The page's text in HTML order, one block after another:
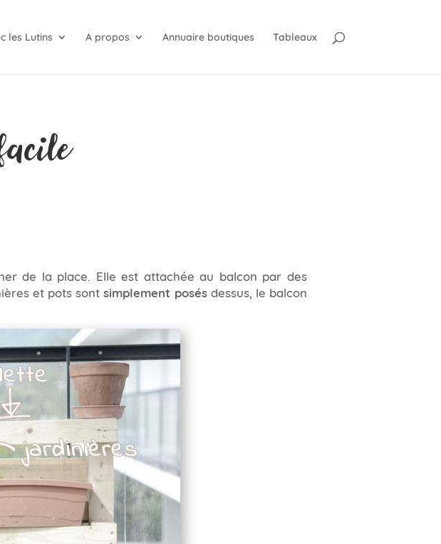
les Lutins A propos Annuaire boutiques Tableaux
de la place. Elle est attachée au balcon par des
et pots sontsimplement posésdessus, le balcon